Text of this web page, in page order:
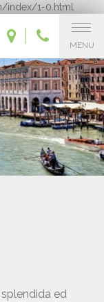
index/1-0.html
MENU
ed